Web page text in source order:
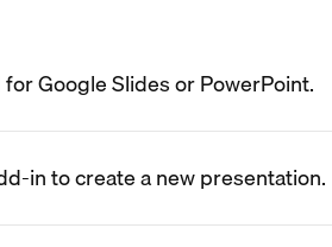
Google Slides or PowerPoint.
in to create a new presentation.